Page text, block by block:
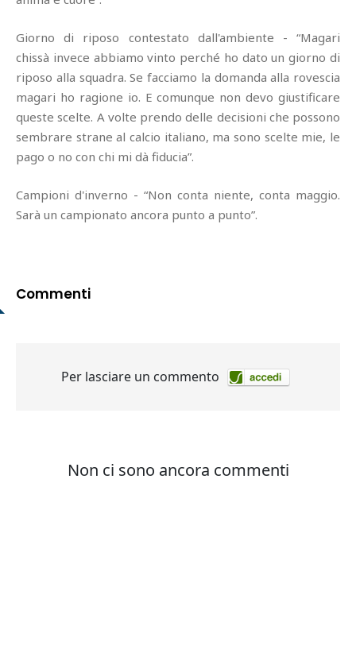
Giorno di riposo contestato dall'ambiente - “Magari
chissà invece abbiamo vinto perché ho dato un giorno di
riposo alla squadra. Se facciamo la domanda alla rovescia
magari ho ragione io. E comunque non devo giustificare
queste scelte. A volte prendo delle decisioni che possono
sembrare strane al calcio italiano, ma sono scelte mie, le
pago o no con chi mi dà fiducia”.
Campioni d'inverno - “Non conta niente, conta maggio.
Sarà un campionato ancora punto a punto”.
Commenti